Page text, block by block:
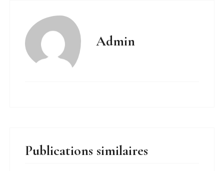
Admin
Publications similaires